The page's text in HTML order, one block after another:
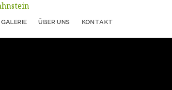
GALERIE ÜBER UNS KONTAKT